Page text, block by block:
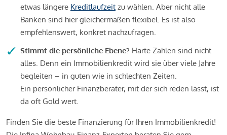
etwas längere Kreditlaufzeit zu wählen. Aber nicht alle
Banken sind hier gleichermaßen flexibel. Es ist also
empfehlenswert, konkret nachzufragen.
Stimmt die persönliche Ebene? Harte Zahlen sind nicht
alles. Denn ein Immobilienkredit wird sie über viele Jahre
begleiten – in guten wie in schlechten Zeiten.
Ein persönlicher Finanzberater, mit der sich reden lässt, ist
da oft Gold wert.
Finden Sie die beste Finanzierung für Ihren Immobilienkredit!